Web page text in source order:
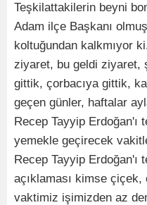
Teşkilattakilerin beyni
Adam ilçe Başkanı
koltuğundan kalkmıyor
ziyaret, bu geldi ziyaret,
gittik, çorbacıya gittik,
geçen günler, haftalar
Recep Tayyip Erdoğan'ı
yemekle geçirecek
Recep Tayyip Erdoğan'ı
açıklaması kimse
vaktimiz işimizden az